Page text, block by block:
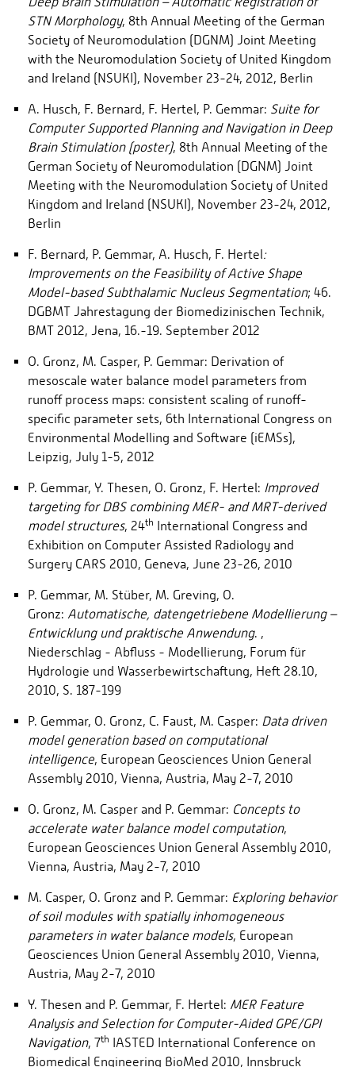
STN Morphology, 8th Annual Meeting of the German
Society of Neuromodulation (DGNM) Joint Meeting
with the Neuromodulation Society of United Kingdom
and Ireland (NSUKI), November 23-24, 2012, Berlin
A. Husch, F. Bernard, F. Hertel, P. Gemmar: Suite for
Computer Supported Planning and Navigation in Deep
Brain Stimulation (poster), 8th Annual Meeting of the
German Society of Neuromodulation (DGNM) Joint
Meeting with the Neuromodulation Society of United
Kingdom and Ireland (NSUKI), November 23-24, 2012,
Berlin
F. Bernard, P. Gemmar, A. Husch, F. Hertel:
Improvements on the Feasibility of Active Shape
Model-based Subthalamic Nucleus Segmentation; 46.
DGBMT Jahrestagung der Biomedizinischen Technik,
BMT 2012, Jena, 16.-19. September 2012
O. Gronz, M. Casper, P. Gemmar: Derivation of
mesoscale water balance model parameters from
runoff process maps: consistent scaling of runoff-
specific parameter sets, 6th International Congress on
Environmental Modelling and Software (iEMSs),
Leipzig, July 1-5, 2012
P. Gemmar, Y. Thesen, O. Gronz, F. Hertel: Improved
targeting for DBS combining MER- and MRT-derived
model structures, 24th
International Congress and
Exhibition on Computer Assisted Radiology and
Surgery CARS 2010, Geneva, June 23-26, 2010
P. Gemmar, M. Stüber, M. Greving, O.
Gronz: Automatische, datengetriebene Modellierung –
Entwicklung und praktische Anwendung. ,
Niederschlag - Abfluss - Modellierung, Forum für
Hydrologie und Wasserbewirtschaftung, Heft 28.10,
2010, S. 187-199
P. Gemmar, O. Gronz, C. Faust, M. Casper: Data driven
model generation based on computational
intelligence, European Geosciences Union General
Assembly 2010, Vienna, Austria, May 2-7, 2010
O. Gronz, M. Casper and P. Gemmar: Concepts to
accelerate water balance model computation,
European Geosciences Union General Assembly 2010,
Vienna, Austria, May 2-7, 2010
M. Casper, O. Gronz and P. Gemmar: Exploring behavior
of soil modules with spatially inhomogeneous
parameters in water balance models, European
Geosciences Union General Assembly 2010, Vienna,
Austria, May 2-7, 2010
Y. Thesen and P. Gemmar, F. Hertel: MER Feature
Analysis and Selection for Computer-Aided GPE/GPI
Navigation, 7th
IASTED International Conference on
Biomedical Engineering BioMed 2010, Innsbruck